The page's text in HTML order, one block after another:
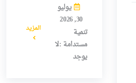
يوليو
30, 2026
تنمية
مستدامة :لا
يوجد
المزيد